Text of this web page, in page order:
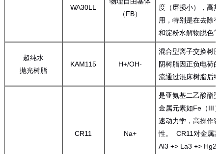
WA30LL
（FB）
度（磨损小），高
用，特别是在去除
和淀粉水解物脱色
超纯水
抛光树脂
KAM115 H+/OH-
混合型离子交换树
阴树脂因正负电荷
流通过混床树脂后
CR11 Na+
是亚氨基二乙酸酯
金属元素如Fe（III
速动力学，高操作
性。 CR11对金属
Al3 +> La3 +> Hg2